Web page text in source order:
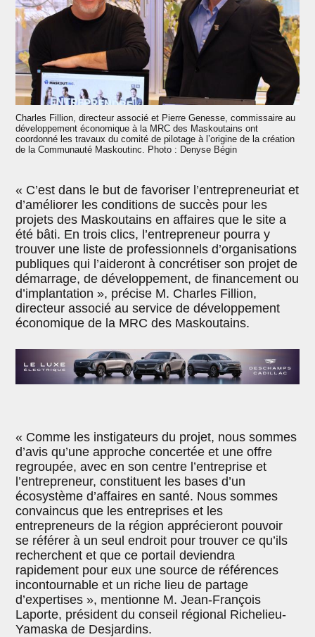
Charles Fillion, directeur associé et Pierre Genesse, commissaire au
développement économique à la MRC des Maskoutains ont
coordonné les travaux du comité de pilotage à l’origine de la création
de la Communauté Maskoutinc. Photo : Denyse Bégin
« C’est dans le but de favoriser l’entrepreneuriat et
d’améliorer les conditions de succès pour les
projets des Maskoutains en affaires que le site a
été bâti. En trois clics, l’entrepreneur pourra y
trouver une liste de professionnels d’organisations
publiques qui l’aideront à concrétiser son projet de
démarrage, de développement, de financement ou
d’implantation », précise M. Charles Fillion,
directeur associé au service de développement
économique de la MRC des Maskoutains.
« Comme les instigateurs du projet, nous sommes
d’avis qu’une approche concertée et une offre
regroupée, avec en son centre l’entreprise et
l’entrepreneur, constituent les bases d’un
écosystème d’affaires en santé. Nous sommes
convaincus que les entreprises et les
entrepreneurs de la région apprécieront pouvoir
se référer à un seul endroit pour trouver ce qu’ils
recherchent et que ce portail deviendra
rapidement pour eux une source de références
incontournable et un riche lieu de partage
d’expertises », mentionne M. Jean-François
Laporte, président du conseil régional Richelieu-
Yamaska de Desjardins.